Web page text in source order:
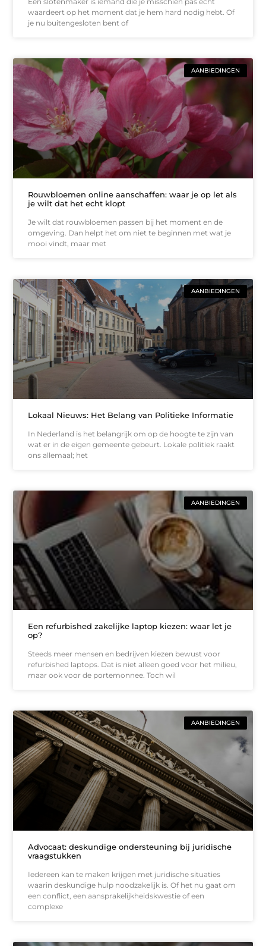
waardeert op het moment dat je hem hard nodig hebt. Of
je nu buitengesloten bent of
AANBIEDINGEN
Rouwbloemen online aanschaffen: waar je op let als
je wilt dat het echt klopt
Je wilt dat rouwbloemen passen bij het moment en de
omgeving. Dan helpt het om niet te beginnen met wat je
mooi vindt, maar met
AANBIEDINGEN
Lokaal Nieuws: Het Belang van Politieke Informatie
In Nederland is het belangrijk om op de hoogte te zijn van
wat er in de eigen gemeente gebeurt. Lokale politiek raakt
ons allemaal; het
AANBIEDINGEN
Een refurbished zakelijke laptop kiezen: waar let je
op?
Steeds meer mensen en bedrijven kiezen bewust voor
refurbished laptops. Dat is niet alleen goed voor het milieu,
maar ook voor de portemonnee. Toch wil
AANBIEDINGEN
Advocaat: deskundige ondersteuning bij juridische
vraagstukken
Iedereen kan te maken krijgen met juridische situaties
waarin deskundige hulp noodzakelijk is. Of het nu gaat om
een conflict, een aansprakelijkheidskwestie of een
complexe